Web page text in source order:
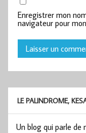
Enregistrer mon
navigateur pour
LE PALINDROME,
Un blog qui parle de